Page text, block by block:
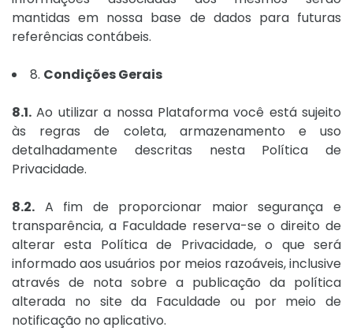
mantidas em nossa base de dados para futuras
referências contábeis.
8. Condições Gerais
8.1. Ao utilizar a nossa Plataforma você está sujeito
às regras de coleta, armazenamento e uso
detalhadamente descritas nesta Política de
Privacidade.
8.2. A fim de proporcionar maior segurança e
transparência, a Faculdade reserva-se o direito de
alterar esta Política de Privacidade, o que será
informado aos usuários por meios razoáveis, inclusive
através de nota sobre a publicação da política
alterada no site da Faculdade ou por meio de
notificação no aplicativo.